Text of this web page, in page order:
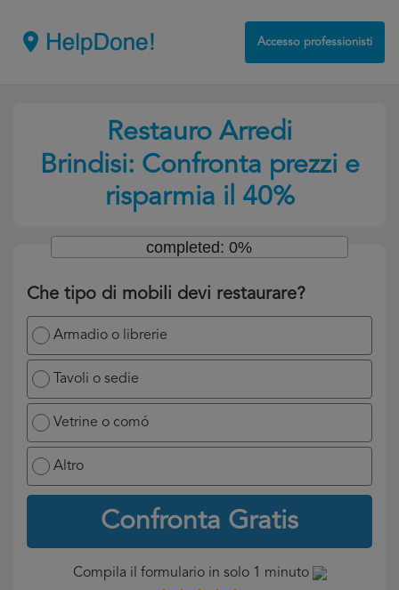
Accesso professionisti
Restauro Arredi
Brindisi: Confronta prezzi e
risparmia il 40%
Che tipo di mobili devi restaurare?
Armadio o librerie
Tavoli o sedie
Vetrine o comó
Altro
Confronta Gratis
completed: 0%
Compila il formulario in solo 1 minuto